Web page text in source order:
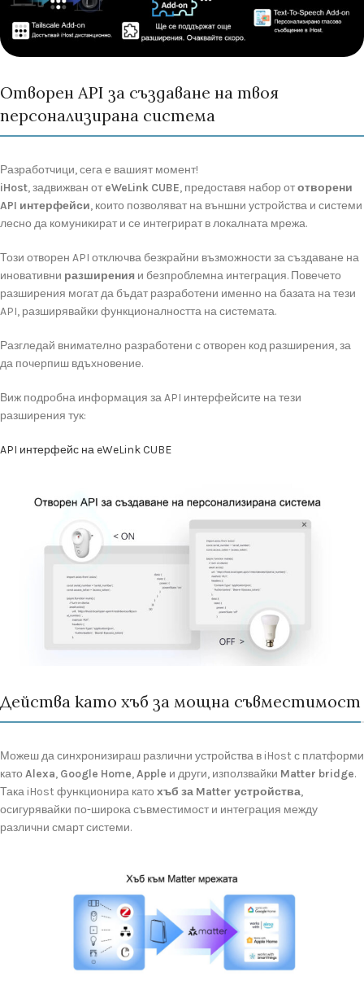
Отворен API за създаване на твоя
персонализирана система
Разработчици,сегае вашият момент!
iHost,задвижван от eWeLink CUBE, предоставя наборототворени
API интерфейси, които позволяват на външни устройства и системи
лесно да комуникират и се интегрират влокалната мрежа.
Този отворен API отключва безкрайни възможности засъздаване на
иновативни разширения и безпроблемна интеграция. Повечето
разширения могатда бъдат разработени именно на базата натези
API, разширявайки функционалността насистемата.
Разгледай внимателно разработени сотворен код разширения,за
да почерпиш вдъхновение.
Виж подробна информация заAPI интерфейсите натези
разширения тук:
API интерфейс наeWeLinkCUBE
Действа като хъб за мощна съвместимост
Можешдасинхронизираш различни устройства в iHost с платформи
като Alexa, Google Home,Apple и други, използвайки Matter bridge.
Така iHost функционира като хъб за Matter устройства,
осигурявайки по-широкасъвместимост и интеграция между
различни смартсистеми.